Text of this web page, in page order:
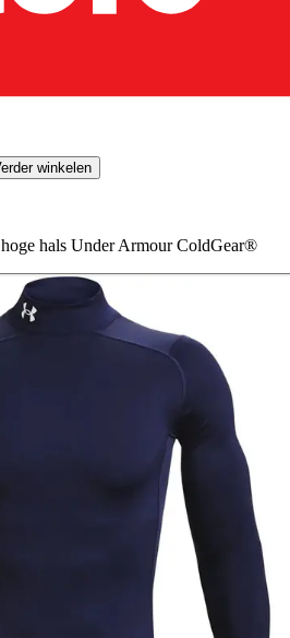
winkelen
hals Under Armour ColdGear®